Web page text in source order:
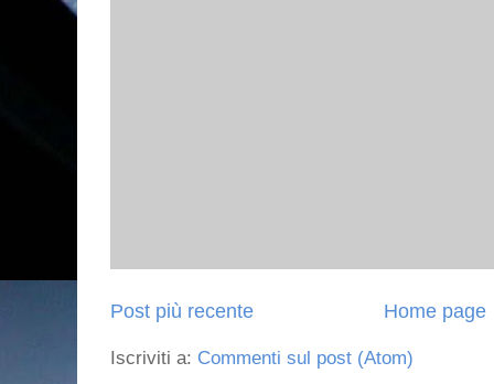
Post più recente Home page
Iscriviti a: Commenti sul post (Atom)